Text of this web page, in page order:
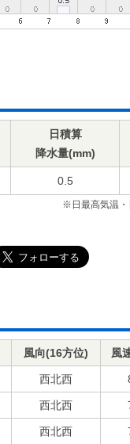
日積算
降水量(mm)
0.5
※日最高気温・
風向(16方位) 風
西北西
西北西
西北西